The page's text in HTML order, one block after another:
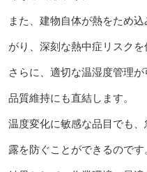
また、建物自体が熱をため
がり、深刻な熱中症リスクを
さらに、適切な温湿度管理
品質維持にも直結します。
温度変化に敏感な品目でも
露を防ぐことができるのです